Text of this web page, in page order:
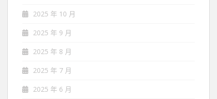
2025 年 10 月
2025 年 9 月
2025 年 8 月
2025 年 7 月
2025 年 6 月